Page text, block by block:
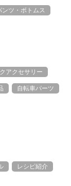
ンツ・ボトムス
アクセサリー
自転車パーツ
レシピ紹介